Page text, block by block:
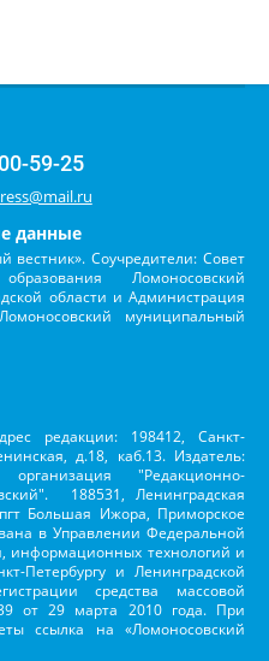
59-25
данные
вестник». Соучредители: Совет
Ломоносовский
области и Администрация
муниципальный
редакции: 198412, Санкт-
д.18, каб.13. Издатель:
"Редакционно-
188531, Ленинградская
Большая Ижора, Приморское
в Управлении Федеральной
информационных технологий и
Петербургу и Ленинградской
средства массовой
от 29 марта 2010 года. При
ссылка на «Ломоносовский